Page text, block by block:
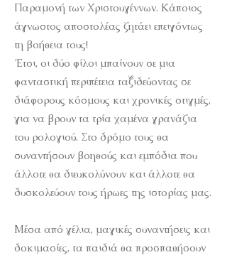
Παραμονή των Χριστουγέννων. Κάποιος
άγνωστος αποστολέας ζητάει επειγόντως
τη βοήθεια τους!
Έτσι, οι δύο φίλοι μπαίνουν σε μια
φανταστική περιπέτεια ταξιδεύοντας σε
διάφορους κόσμους και χρονικές στιγμές,
για να βρουν τα τρία χαμένα γρανάζια
του ρολογιού. Στο δρόμο τους θα
συναντήσουν βοηθούς και εμπόδια που
άλλοτε θα διευκολύνουν και άλλοτε θα
δυσκολεύουν τους ήρωες της ιστορίας μας.
Μέσα από γέλια, μαγικές συναντήσεις και
δοκιμασίες, τα παιδιά θα προσπαθήσουν